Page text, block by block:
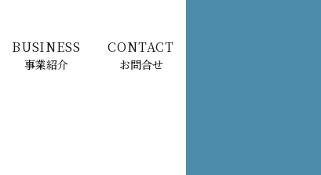
BUSINESS
事業紹介
CONTACT
お問合せ